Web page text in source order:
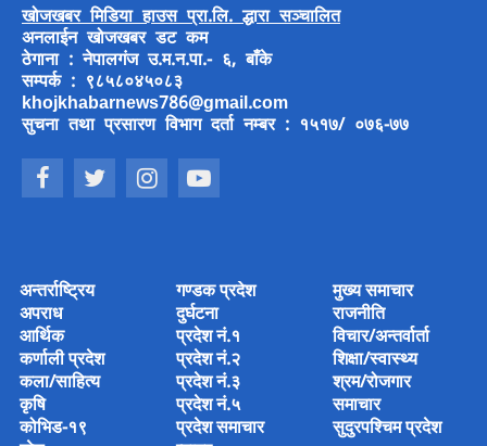
खोजखबर मिडिया हाउस प्रा.लि. द्धारा सञ्चालित
अनलाईन खोजखबर डट कम
ठेगाना : नेपालगंज उ.म.न.पा.- ६, बाँके
सम्पर्क : ९८५८०४५०८३
khojkhabarnews786@gmail.com
सुचना तथा प्रसारण विभाग दर्ता नम्बर : १५१७/ ०७६-७७
अन्तर्राष्ट्रिय
अपराध
आर्थिक
कर्णाली प्रदेश
कला/साहित्य
कृषि
कोभिड-१९
गण्डक प्रदेश
दुर्घटना
प्रदेश नं.१
प्रदेश नं.२
प्रदेश नं.३
प्रदेश नं.५
प्रदेश समाचार
मुख्य समाचार
राजनीति
विचार/अन्तर्वार्ता
शिक्षा/स्वास्थ्य
श्रम/रोजगार
समाचार
सुदुरपश्चिम प्रदेश